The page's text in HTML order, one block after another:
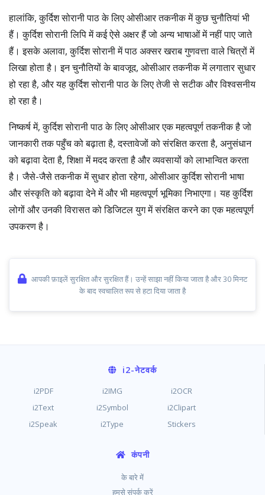
हालांकि, कुर्दिश सोरानी पाठ के लिए ओसीआर तकनीक में कुछ चुनौतियां भी
हैं। कुर्दिश सोरानी लिपि में कई ऐसे अक्षर हैं जो अन्य भाषाओं में नहीं पाए जाते
हैं। इसके अलावा, कुर्दिश सोरानी में पाठ अक्सर खराब गुणवत्ता वाले चित्रों में
लिखा होता है। इन चुनौतियों के बावजूद, ओसीआर तकनीक में लगातार सुधार
हो रहा है, और यह कुर्दिश सोरानी पाठ के लिए तेजी से सटीक और विश्वसनीय
हो रहा है।
निष्कर्ष में, कुर्दिश सोरानी पाठ के लिए ओसीआर एक महत्वपूर्ण तकनीक है जो
जानकारी तक पहुँच को बढ़ाता है, दस्तावेजों को संरक्षित करता है, अनुसंधान
को बढ़ावा देता है, शिक्षा में मदद करता है और व्यवसायों को लाभान्वित करता
है। जैसे-जैसे तकनीक में सुधार होता रहेगा, ओसीआर कुर्दिश सोरानी भाषा
और संस्कृति को बढ़ावा देने में और भी महत्वपूर्ण भूमिका निभाएगा। यह कुर्दिश
लोगों और उनकी विरासत को डिजिटल युग में संरक्षित करने का एक महत्वपूर्ण
उपकरण है।
आपकी फ़ाइलें सुरक्षित और सुरक्षित हैं। उन्हें साझा नहीं किया जाता है और 30 मिनट
के बाद स्वचालित रूप से हटा दिया जाता है
i2-नेटवर्क
i2PDF i2IMG
i2OCR
i2Text
i2Symbol
i2Clipart
i2Speak
i2Type Stickers
कंपनी
के बारे में
हमसे संपर्क करें